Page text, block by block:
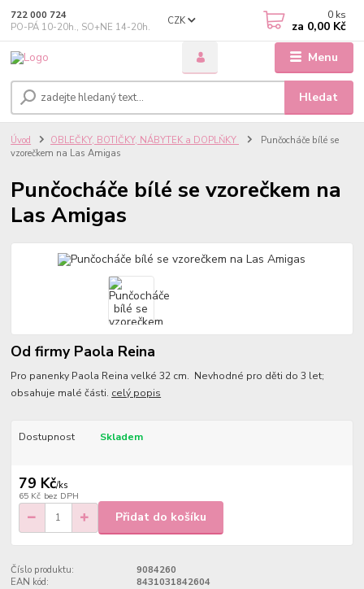
Menu
CZK
Hledat
722 000 724
PO-PÁ 10-20h., SO+NE 14-20h.
0 ks
za 0,00 Kč
Úvod OBLEČKY, BOTIČKY, NÁBYTEK a DOPLŇKY
Punčocháče bílé se
vzorečkem na Las Amigas
Punčocháče bílé se vzorečkem na
Las Amigas
Od firmy Paola Reina
Pro panenky Paola Reina velké 32 cm. Nevhodné pro děti do 3 let;
obsahuje malé části. celý popis
Dostupnost Skladem
79 Kč/ks
65 Kč bez DPH
Přidat do košíku
Číslo produktu:
9084260
EAN kód:
8431031842604